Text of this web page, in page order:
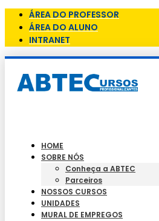
ÁREA DO PROFESSOR
ÁREA DO ALUNO
INTRANET
HOME
SOBRE NÓS
Conheça a ABTEC
Parceiros
NOSSOS CURSOS
UNIDADES
MURAL DE EMPREGOS